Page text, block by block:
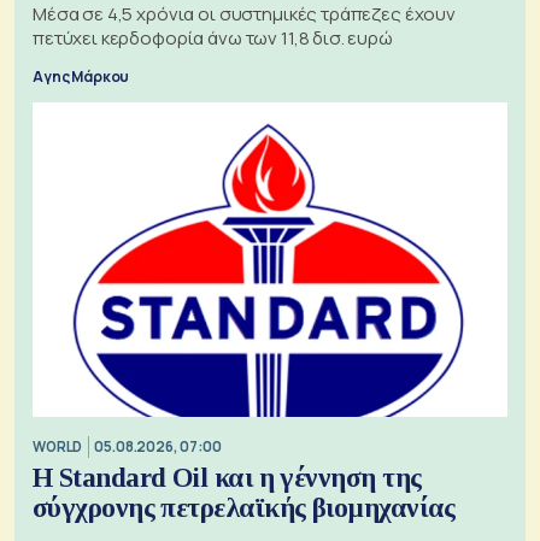
Μέσα σε 4,5 χρόνια οι συστημικές τράπεζες έχουν
πετύχει κερδοφορία άνω των 11,8 δισ. ευρώ
Αγης Μάρκου
WORLD 05.08.2026, 07:00
Η Standard Oil και η γέννηση της
σύγχρονης πετρελαϊκής βιομηχανίας